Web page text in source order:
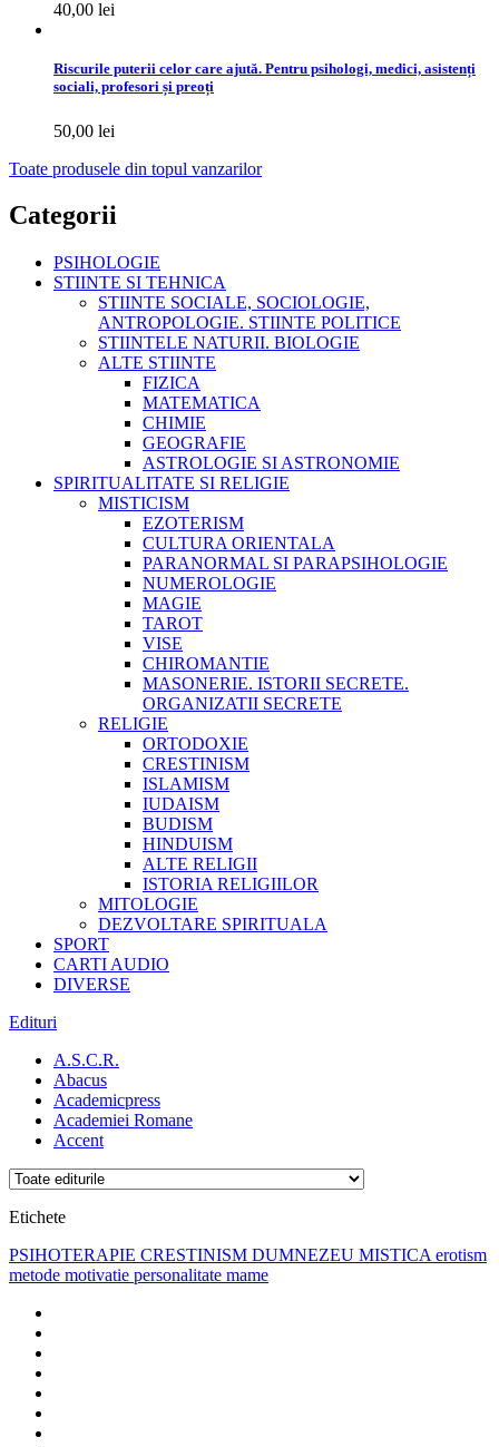
40,00 lei
Riscurile puterii celor care ajută. Pentru psihologi, medici, asistenți
sociali, profesori și preoți
50,00 lei
Toate produsele din topul vanzarilor
Categorii
PSIHOLOGIE
STIINTE SI TEHNICA
STIINTE SOCIALE, SOCIOLOGIE,
ANTROPOLOGIE. STIINTE POLITICE
STIINTELE NATURII. BIOLOGIE
ALTE STIINTE
FIZICA
MATEMATICA
CHIMIE
GEOGRAFIE
ASTROLOGIE SI ASTRONOMIE
SPIRITUALITATE SI RELIGIE
MISTICISM
EZOTERISM
CULTURA ORIENTALA
PARANORMAL SI PARAPSIHOLOGIE
NUMEROLOGIE
MAGIE
TAROT
VISE
CHIROMANTIE
MASONERIE. ISTORII SECRETE.
ORGANIZATII SECRETE
RELIGIE
ORTODOXIE
CRESTINISM
ISLAMISM
IUDAISM
BUDISM
HINDUISM
ALTE RELIGII
ISTORIA RELIGIILOR
MITOLOGIE
DEZVOLTARE SPIRITUALA
SPORT
CARTI AUDIO
DIVERSE
Edituri
A.S.C.R.
Abacus
Academicpress
Academiei Romane
Accent
Etichete
PSIHOTERAPIE CRESTINISM DUMNEZEU MISTICA erotism
metode motivatie personalitate mame